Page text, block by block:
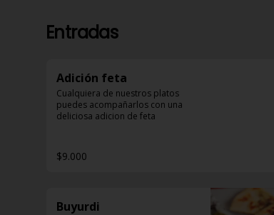
Entradas
Adición feta
Cualquiera de nuestros platos
puedes acompañarlos con una
deliciosa adicion de feta
$9.000
Buyurdi